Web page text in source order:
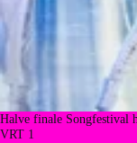
Halve finale Songfestival
VRT 1